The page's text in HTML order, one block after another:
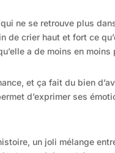
ne se retrouve plus
de crier haut et fort ce
a de moins en moins
et ça fait du bien
d’exprimer ses
un joli mélange